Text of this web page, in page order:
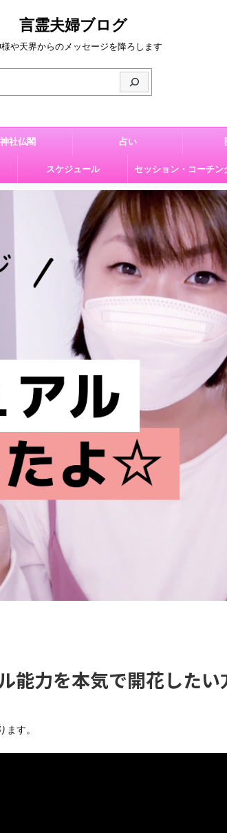
言霊夫婦ブログ
や天界からのメッセージを降ろします
神社仏閣 占い
スケジュール セッション・コーチン
能力を本気で開花したい
ます。